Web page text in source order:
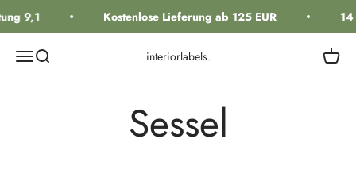
9,1 Kostenlose Lieferung ab 125 EUR
Navigationsmenü öffnen
Suche öffnen interiorlabels.